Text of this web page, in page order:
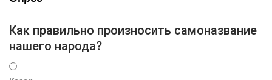
Как правильно произносить самоназвание
нашего народа?